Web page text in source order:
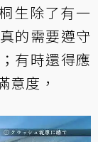
生除了有一
的需要遵守
有時還得應
意度，